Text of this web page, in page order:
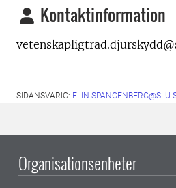
Kontaktinformation
SIDANSVARIG:
Organisationsenheter